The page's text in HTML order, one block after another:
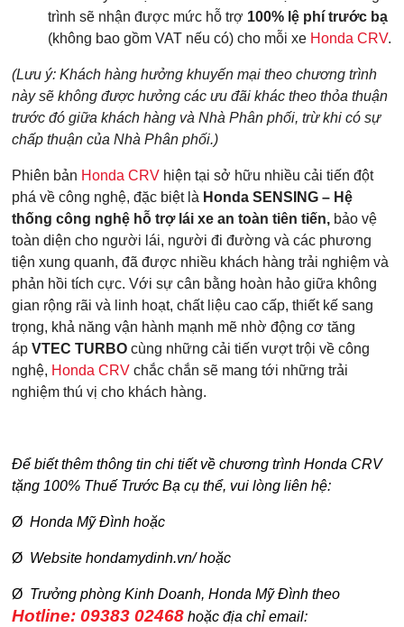
trình sẽ nhận được mức hỗ trợ 100% lệ phí trước bạ
(không bao gồm VAT nếu có) cho mỗi xe Honda CRV.
(Lưu ý: Khách hàng hưởng khuyến mại theo chương trình
này sẽ không được hưởng các ưu đãi khác theo thỏa thuận
trước đó giữa khách hàng và Nhà Phân phối, trừ khi có sự
chấp thuận của Nhà Phân phối.)
Phiên bản Honda CRV hiện tại sở hữu nhiều cải tiến đột
phá về công nghệ, đặc biệt là Honda SENSING – Hệ
thống công nghệ hỗ trợ lái xe an toàn tiên tiến, bảo vệ
toàn diện cho người lái, người đi đường và các phương
tiện xung quanh, đã được nhiều khách hàng trải nghiệm và
phản hồi tích cực. Với sự cân bằng hoàn hảo giữa không
gian rộng rãi và linh hoạt, chất liệu cao cấp, thiết kế sang
trọng, khả năng vận hành mạnh mẽ nhờ động cơ tăng
áp VTEC TURBO cùng những cải tiến vượt trội về công
nghệ, Honda CRV chắc chắn sẽ mang tới những trải
nghiệm thú vị cho khách hàng.
Để biết thêm thông tin chi tiết về chương trình Honda CRV
tặng 100% Thuế Trước Bạ cụ thể, vui lòng liên hệ:
Ø Honda Mỹ Đình hoặc
Ø Website hondamydinh.vn/hoặc
Ø Trưởng phòng Kinh Doanh, Honda Mỹ Đình theo
Hotline: 09383 02468 hoặc địa chỉ email:
Các trường được đánh dấu
Loại xe muốn báo giá *
Điện thoại di động*
10 của 10 Ký tự còn lại